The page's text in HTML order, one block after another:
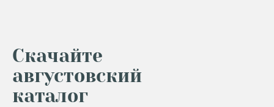
Скачайте
августовский
каталог